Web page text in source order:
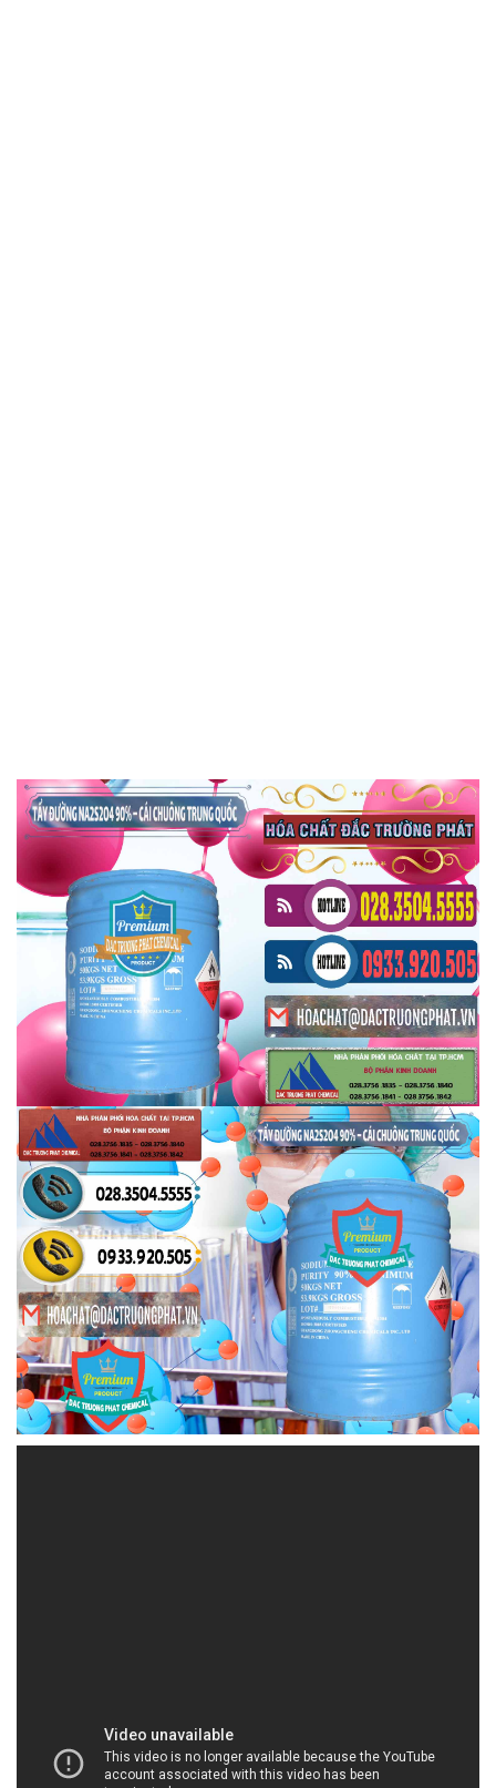
mại _ cung ứng hóa chất tại Thành phố Hồ Chí
Minh